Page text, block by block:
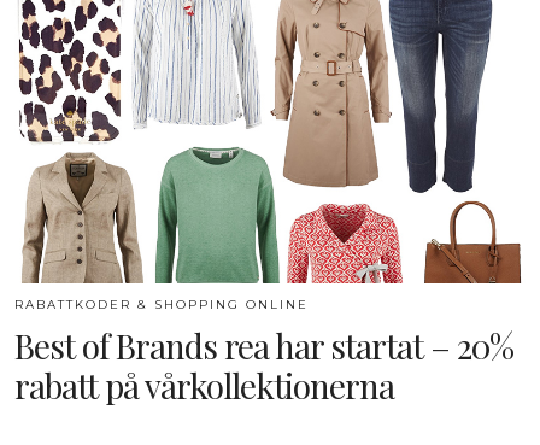
RABATTKODER & SHOPPING ONLINE
Best of Brands rea har startat – 20%
rabatt på vårkollektionerna